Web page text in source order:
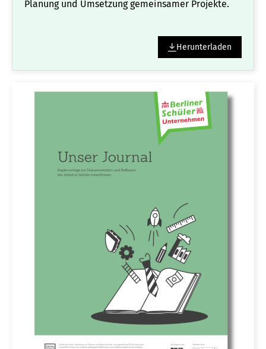
Planung und Umsetzung gemeinsamer Projekte.
Herunterladen